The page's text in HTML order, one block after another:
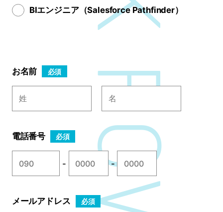
BIエンジニア（Salesforce Pathfinder）
お名前 必須
電話番号 必須
- -
メールアドレス 必須